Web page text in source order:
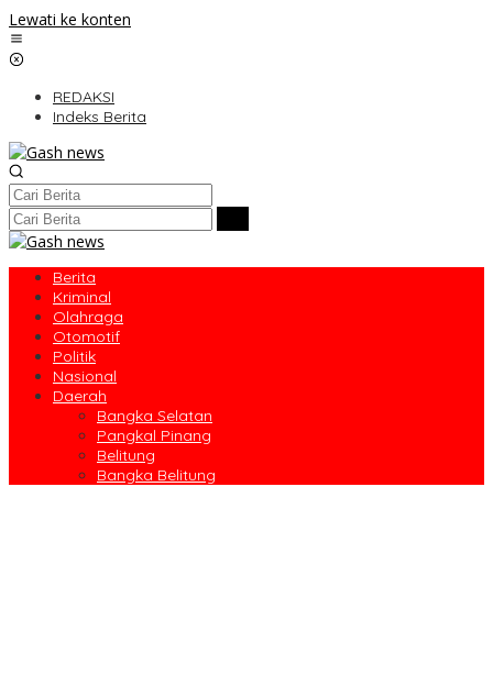
Lewati ke konten
REDAKSI
Indeks Berita
Berita
Kriminal
Olahraga
Otomotif
Politik
Nasional
Daerah
Bangka Selatan
Pangkal Pinang
Belitung
Bangka Belitung